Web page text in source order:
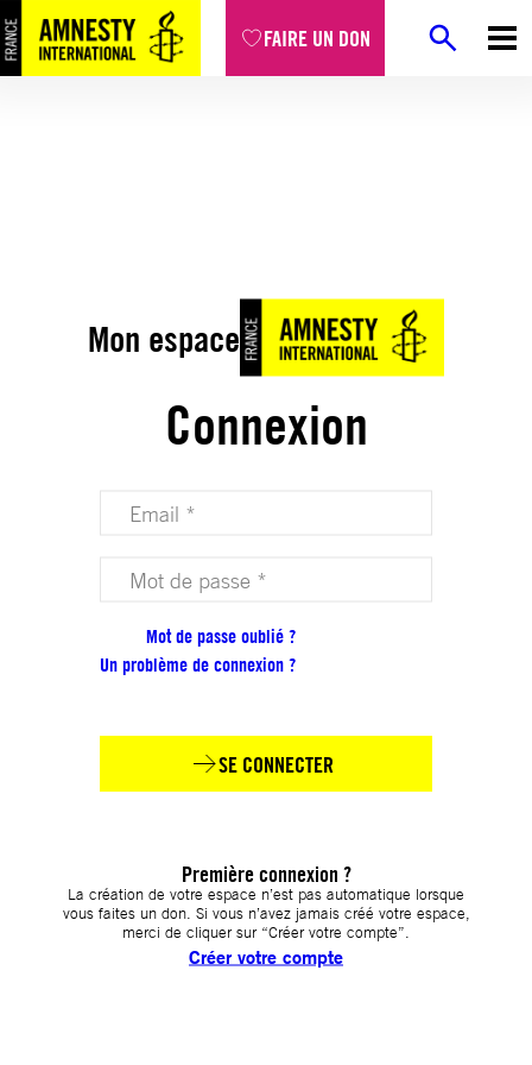
FAIRE UN DON
Mon espace
Connexion
Votre adresse email (obligatoire)
Votre mot de passe (obligatoire)
Mot de passe oublié ?
Un problème de connexion ?
SE CONNECTER
Première connexion ?
La création de votre espace n’est pas automatique lorsque
vous faites un don. Si vous n’avez jamais créé votre espace,
merci de cliquer sur “Créer votre compte”.
Créer votre compte